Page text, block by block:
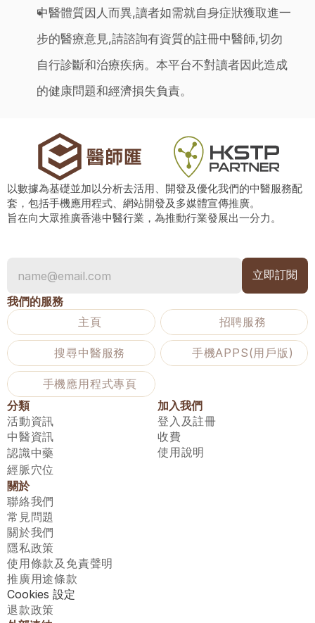
中醫體質因人而異,讀者如需就自身症狀獲取進一
步的醫療意見,請諮詢有資質的註冊中醫師,切勿
自行診斷和治療疾病。本平台不對讀者因此造成
的健康問題和經濟損失負責。
以數據為基礎並加以分析去活用、開發及優化我們的中醫服務配
套，包括手機應用程式、網站開發及多媒體宣傳推廣。
旨在向大眾推廣香港中醫行業，為推動行業發展出一分力。
我們的服務
主頁
招聘服務
搜尋中醫服務 手機APPS(用戶版)
手機應用程式專頁
分類
活動資訊
中醫資訊
認識中藥
經脈穴位
加入我們
登入及註冊
收費
使用說明
關於
聯絡我們
常見問題
關於我們
隱私政策
使用條款及免責聲明
推廣用途條款
Cookies 設定
退款政策